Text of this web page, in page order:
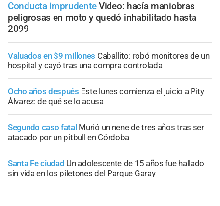
Conducta imprudenteVideo: hacía maniobras
peligrosas en moto y quedó inhabilitado hasta
2099
Valuados en $9 millones Caballito: robó monitores de un
hospital y cayó tras una compra controlada
Ocho años después Este lunes comienza el juicio a Pity
Álvarez: de qué se lo acusa
Segundo caso fatal Murió un nene de tres años tras ser
atacado por un pitbull en Córdoba
Santa Fe ciudad Un adolescente de 15 años fue hallado
sin vida en los piletones del Parque Garay